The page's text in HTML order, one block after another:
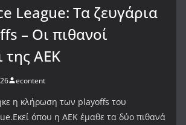
League: Τα ζευγάρια
– Οι πιθανοί
της ΑΕΚ
econtent
η κλήρωση των playoffs του
όπου η ΑΕΚ έμαθε τα δύο πιθανά